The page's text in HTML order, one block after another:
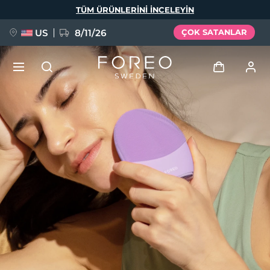
TÜM ÜRÜNLERINI INCELEYIN
US 8/11/26 ÇOK SATANLAR
Kullanici profi̇li̇
Cihazlarım
Siparişlerim
Adresim
Aboneliklerim
YENİ
FAQ™ Pure Beauty-Tech Elixir
BREAKING NEWS
issa™ Teeth Whitening Set
Dil Seçimi
English Deutsch
Español
Français
Italiano
Português
Svenska
Русский
Türkçe
简体中文 繁體中文